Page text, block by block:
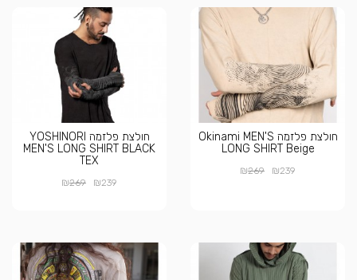
חולצת פלזמה Okinami MEN'S
LONG SHIRT Beige
₪239
₪269
חולצת פלזמה YOSHINORI
MEN'S LONG SHIRT BLACK
TEX
₪239
₪269